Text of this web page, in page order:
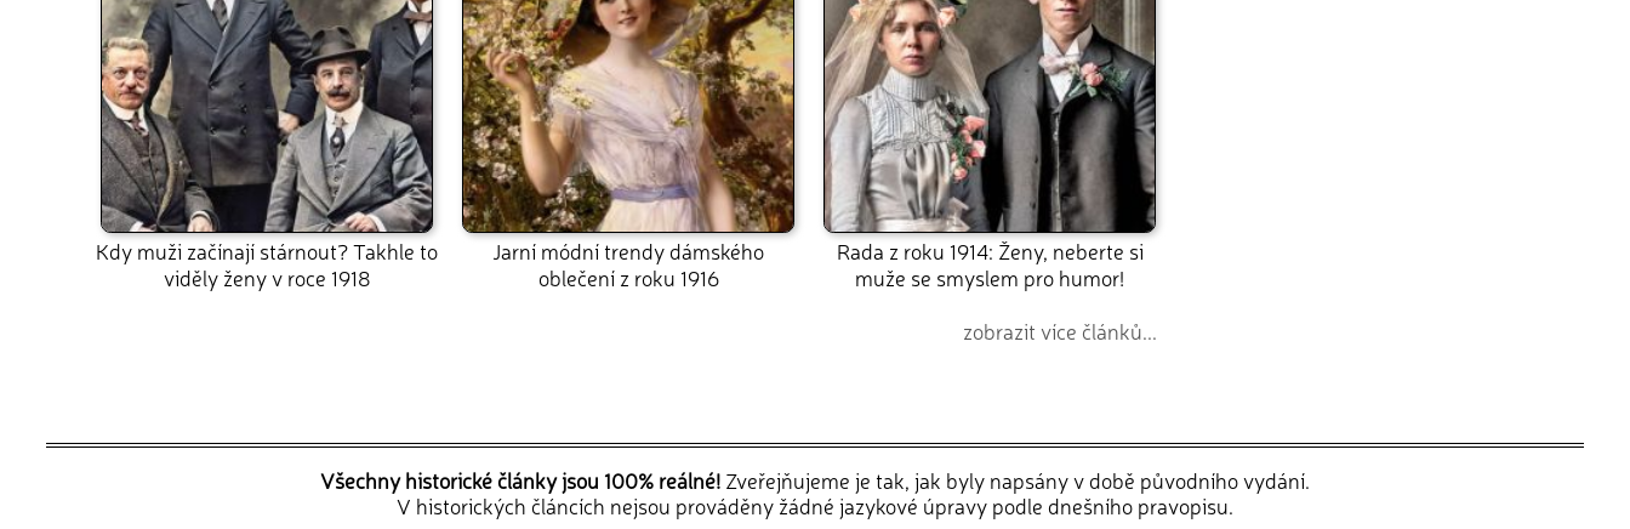
Kdy muži začínají stárnout? Takhle to
viděly ženy v roce 1918
Jarní módní trendy dámského
oblečení z roku 1916
Rada z roku 1914: Ženy, neberte si
muže se smyslem pro humor!
zobrazit více článků...
Všechny historické články jsou 100% reálné! Zveřejňujeme je tak, jak byly napsány v době původního vydání.
V historických článcích nejsou prováděny žádné jazykové úpravy podle dnešního pravopisu.